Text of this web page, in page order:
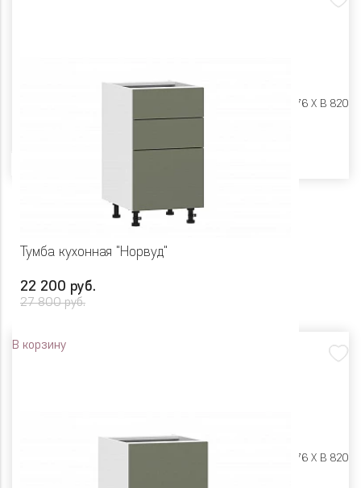
Ш 500 X Г 576 X В 820
Тумба кухонная "Норвуд"
22 200 руб.
27 800 руб.
В корзину
Ш 450 X Г 576 X В 820